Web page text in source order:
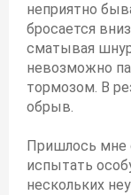
неприятно
бросается
сматывая
невозможно
тормозом. В
обрыв.
Пришлось мне
испытать
нескольких